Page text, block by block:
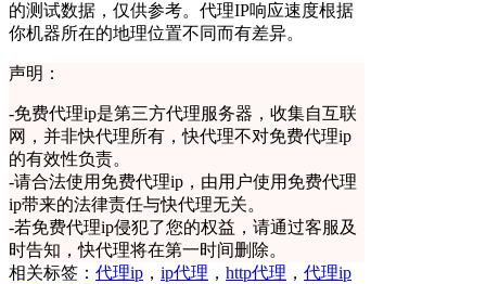
的测试数据，仅供参考。代理IP响应速度根据
你机器所在的地理位置不同而有差异。
声明：
-免费代理ip是第三方代理服务器，收集自互联
网，并非快代理所有，快代理不对免费代理ip
的有效性负责。
-请合法使用免费代理ip，由用户使用免费代理
ip带来的法律责任与快代理无关。
-若免费代理ip侵犯了您的权益，请通过客服及
时告知，快代理将在第一时间删除。
相关标签： 代理ip ， ip代理 ， http代理 ， 代理ip